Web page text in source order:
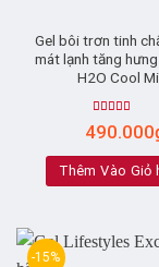
Gel bôi trơn tinh
mát lạnh tăng
H2O Cool
Rated 4.89
out of 5
490.000
Thêm Vào Giỏ
-15%